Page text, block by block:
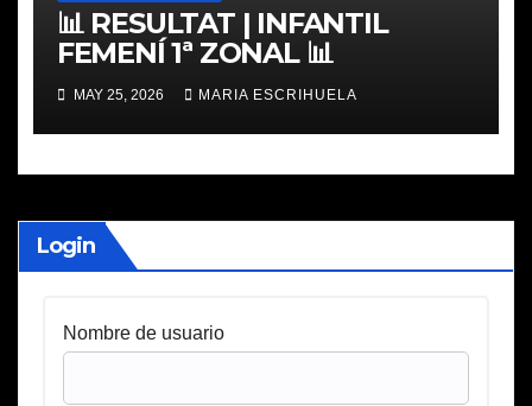
📊 RESULTAT | INFANTIL
FEMENÍ 1ª ZONAL 📊
MAY 25, 2026 MARIA ESCRIHUELA
Login
Nombre de usuario